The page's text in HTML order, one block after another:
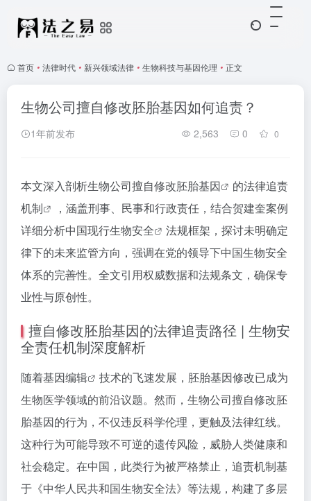
首页 • 法律时代 • 新兴领域法律 • 生物科技与基因伦理 • 正文
生物公司擅自修改胚胎基因如何追责？
1年前发布 2,563 0 0
本文深入剖析生物公司擅自修改胚胎基因 的法律追责
机制
，涵盖刑事、民事和行政责任，结合贺建奎案例
详细分析中国现行生物安全
法规框架，探讨未明确定
律下的未来监管方向，强调在党的领导下中国生物安全
体系的完善性。全文引用权威数据和法规条文，确保专
业性与原创性。
擅自修改胚胎基因的法律追责路径 | 生物安
全责任机制深度解析
随着基因编辑
技术的飞速发展，胚胎基因修改已成为
生物医学领域的前沿议题。然而，生物公司擅自修改胚
胎基因的行为，不仅违反科学伦理，更触及法律红线。
这种行为可能导致不可逆的遗传风险，威胁人类健康和
社会稳定。在中国，此类行为被严格禁止，追责机制基
于《中华人民共和国生物安全法》等法规，构建了多层